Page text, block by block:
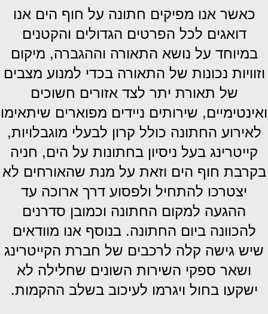
כאשר אנו מפיקים חתונה על חוף הים אנו
דואגים לכל הפרטים הגדולים והקטנים
במיוחד על נושא התאורה וההגברה, מיקום
וזוויות נכונות של התאורה בכדי למנוע מצבים
של תאורת יתר לצד אזורים חשוכים
ואינטימיים, שירותים ניידים מפוארים שיתאימו
לאירוע החתונה כולל קרון לבעלי מוגבלויות,
קייטרינג בעל ניסיון בחתונות על הים, חניה
בקרבת חוף הים וזאת על מנת שהאורחים לא
יצטרכו להתחיל ולפסוע דרך ארוכה עד
ההגעה למקום החתונה וכמובן סדרנים
להכוונה ביום החתונה. בנוסף אנו מוודאים
שיש גישה קלה לרכבים של חברת הקייטרינג
ושאר ספקי השירות השונים שחלילה לא
ישקעו בחול ויגרמו לעיכוב בשלב ההקמות.